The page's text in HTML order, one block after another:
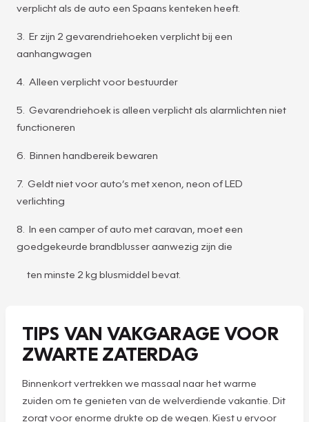
verplicht als de auto een Spaans kenteken heeft.
3. Er zijn 2 gevarendriehoeken verplicht bij een
aanhangwagen
4. Alleen verplicht voor bestuurder
5. Gevarendriehoek is alleen verplicht als alarmlichten niet
functioneren
6. Binnen handbereik bewaren
7. Geldt niet voor auto’s met xenon, neon of LED
verlichting
8. In een camper of auto met caravan, moet een
goedgekeurde brandblusser aanwezig zijn die
ten minste 2 kg blusmiddel bevat.
TIPS VAN VAKGARAGE VOOR
ZWARTE ZATERDAG
Binnenkort vertrekken we massaal naar het warme
zuiden om te genieten van de welverdiende vakantie. Dit
zorgt voor enorme drukte op de wegen. Kiest u ervoor